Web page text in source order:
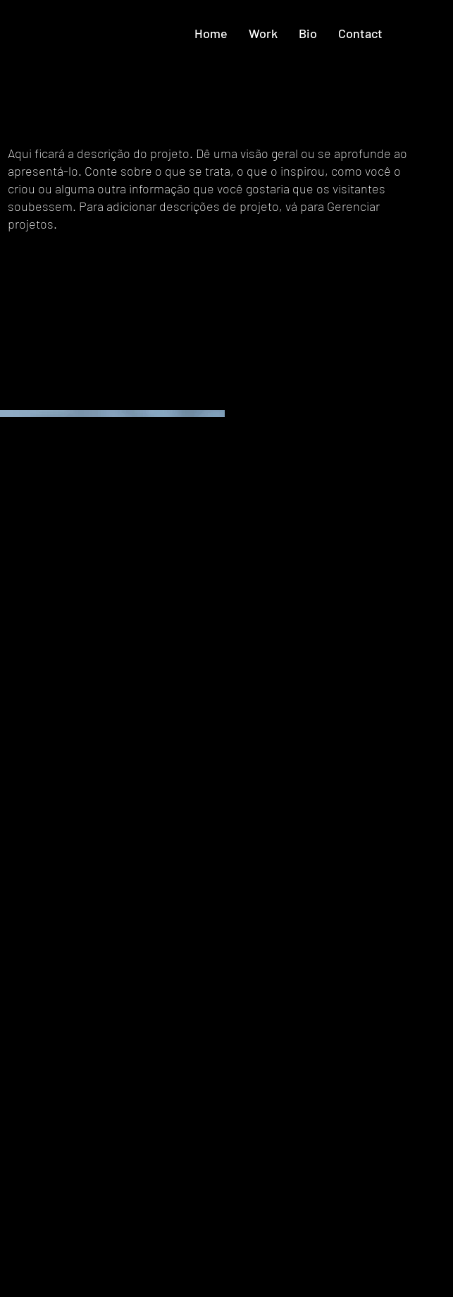
Home Work Bio Contact
Aqui ficará a descrição do projeto. Dê uma visão geral ou se aprofunde ao
apresentá-lo. Conte sobre o que se trata, o que o inspirou, como você o
criou ou alguma outra informação que você gostaria que os visitantes
soubessem. Para adicionar descrições de projeto, vá para Gerenciar
projetos.